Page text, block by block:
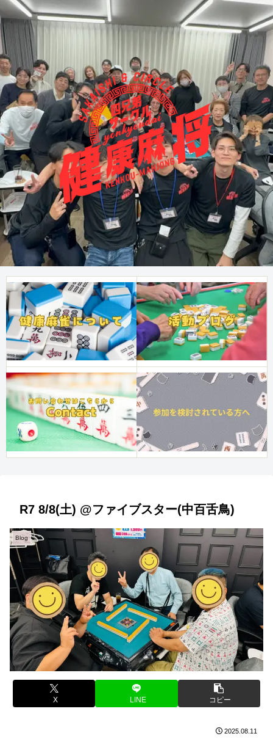
R7 8/8(土) @ファイブスター(中百舌鳥)
Blog
X LINE コピー
2025.08.11